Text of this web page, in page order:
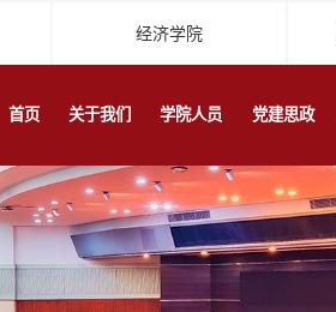
经济学院
首页 关于我们 学院人员 党建思政